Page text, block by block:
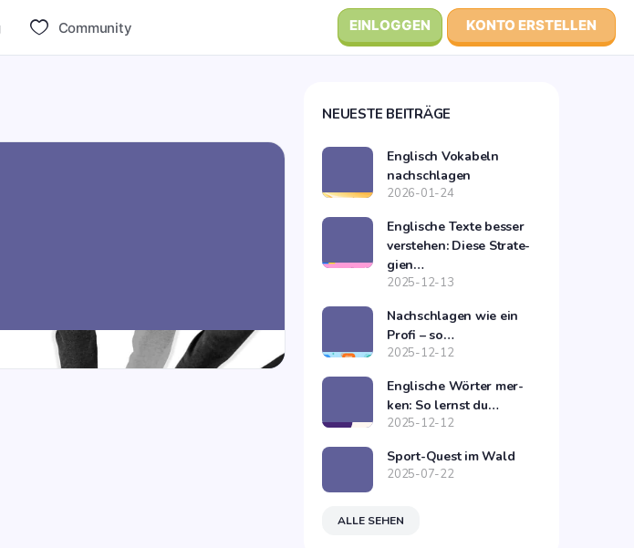
Com­mu­ni­ty EINLOGGEN KONTO ERSTELLEN
NEU­ES­TE BEITRÄGE
Eng­lisch Voka­beln
nachschlagen
2026-01-24
Eng­li­sche Tex­te bes­ser
ver­ste­hen: Die­se Stra­te­
gien…
2025-12-13
Nach­schla­gen wie ein
Pro­fi – so…
2025-12-12
Eng­li­sche Wör­ter mer­
ken: So lernst du…
2025-12-12
Sport-Quest im Wald
2025-07-22
ALLE SEHEN